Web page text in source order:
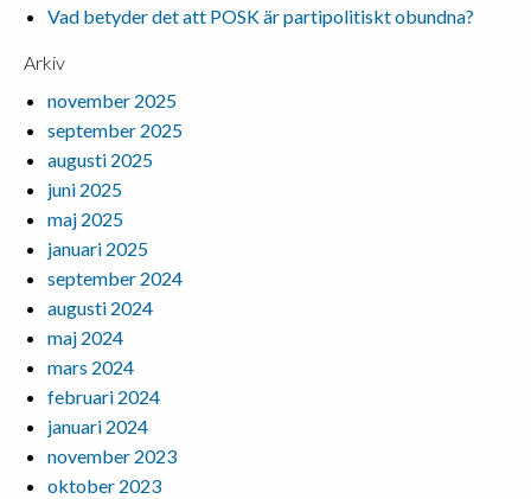
Vad betyder det att POSK är partipolitiskt obundna?
Arkiv
november 2025
september 2025
augusti 2025
juni 2025
maj 2025
januari 2025
september 2024
augusti 2024
maj 2024
mars 2024
februari 2024
januari 2024
november 2023
oktober 2023